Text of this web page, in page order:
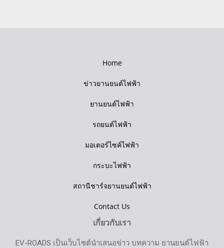
Home
ข่าวยานยนต์ไฟฟ้า
ยานยนต์ไฟฟ้า
รถยนต์ไฟฟ้า
มอเตอร์ไซค์ไฟฟ้า
กระบะไฟฟ้า
สถานีชาร์จยานยนต์ไฟฟ้า
Contact Us
เกี่ยวกับเรา
EV-ROADS เป็นเว็บไซต์นำเสนอข่าว บทความ ยานยนต์ไฟฟ้า